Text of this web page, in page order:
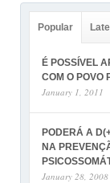
Popular
É POSSÍVEL
COM O POVO
January 1, 2011
PODERÁ A
NA
January 28, 2008